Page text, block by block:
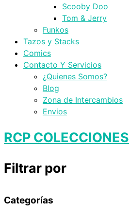
Scooby Doo
Tom & Jerry
Funkos
Tazos y Stacks
Comics
Contacto Y Servicios
¿Quienes Somos?
Blog
Zona de Intercambios
Envios
RCP COLECCIONES
Filtrar por
Categorías